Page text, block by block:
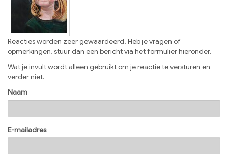
Reacties worden zeer gewaardeerd. Heb je vragen of
opmerkingen, stuur dan een bericht via het formulier hieronder.
Wat je invult wordt alleen gebruikt om je reactie te versturen en
verder niet.
Naam
E-mailadres